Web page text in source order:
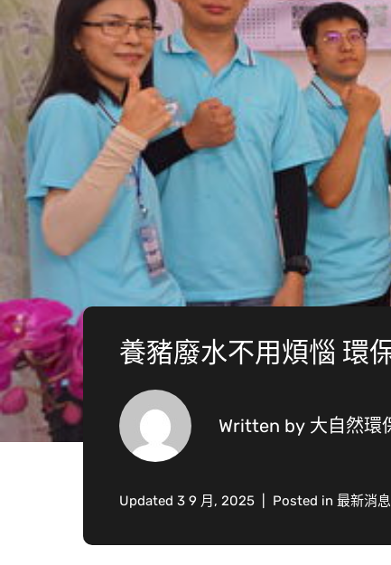
養豬廢水不用煩惱 環
Written by 大自然環
Updated 3 9 月, 2025 Posted in 最新消息